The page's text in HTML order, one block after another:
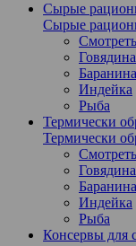
Сырые
Сырые
Говядина
Баранина
Индейка
Рыба
Термически
Термически
Говядина
Баранина
Индейка
Рыба
Консервы для